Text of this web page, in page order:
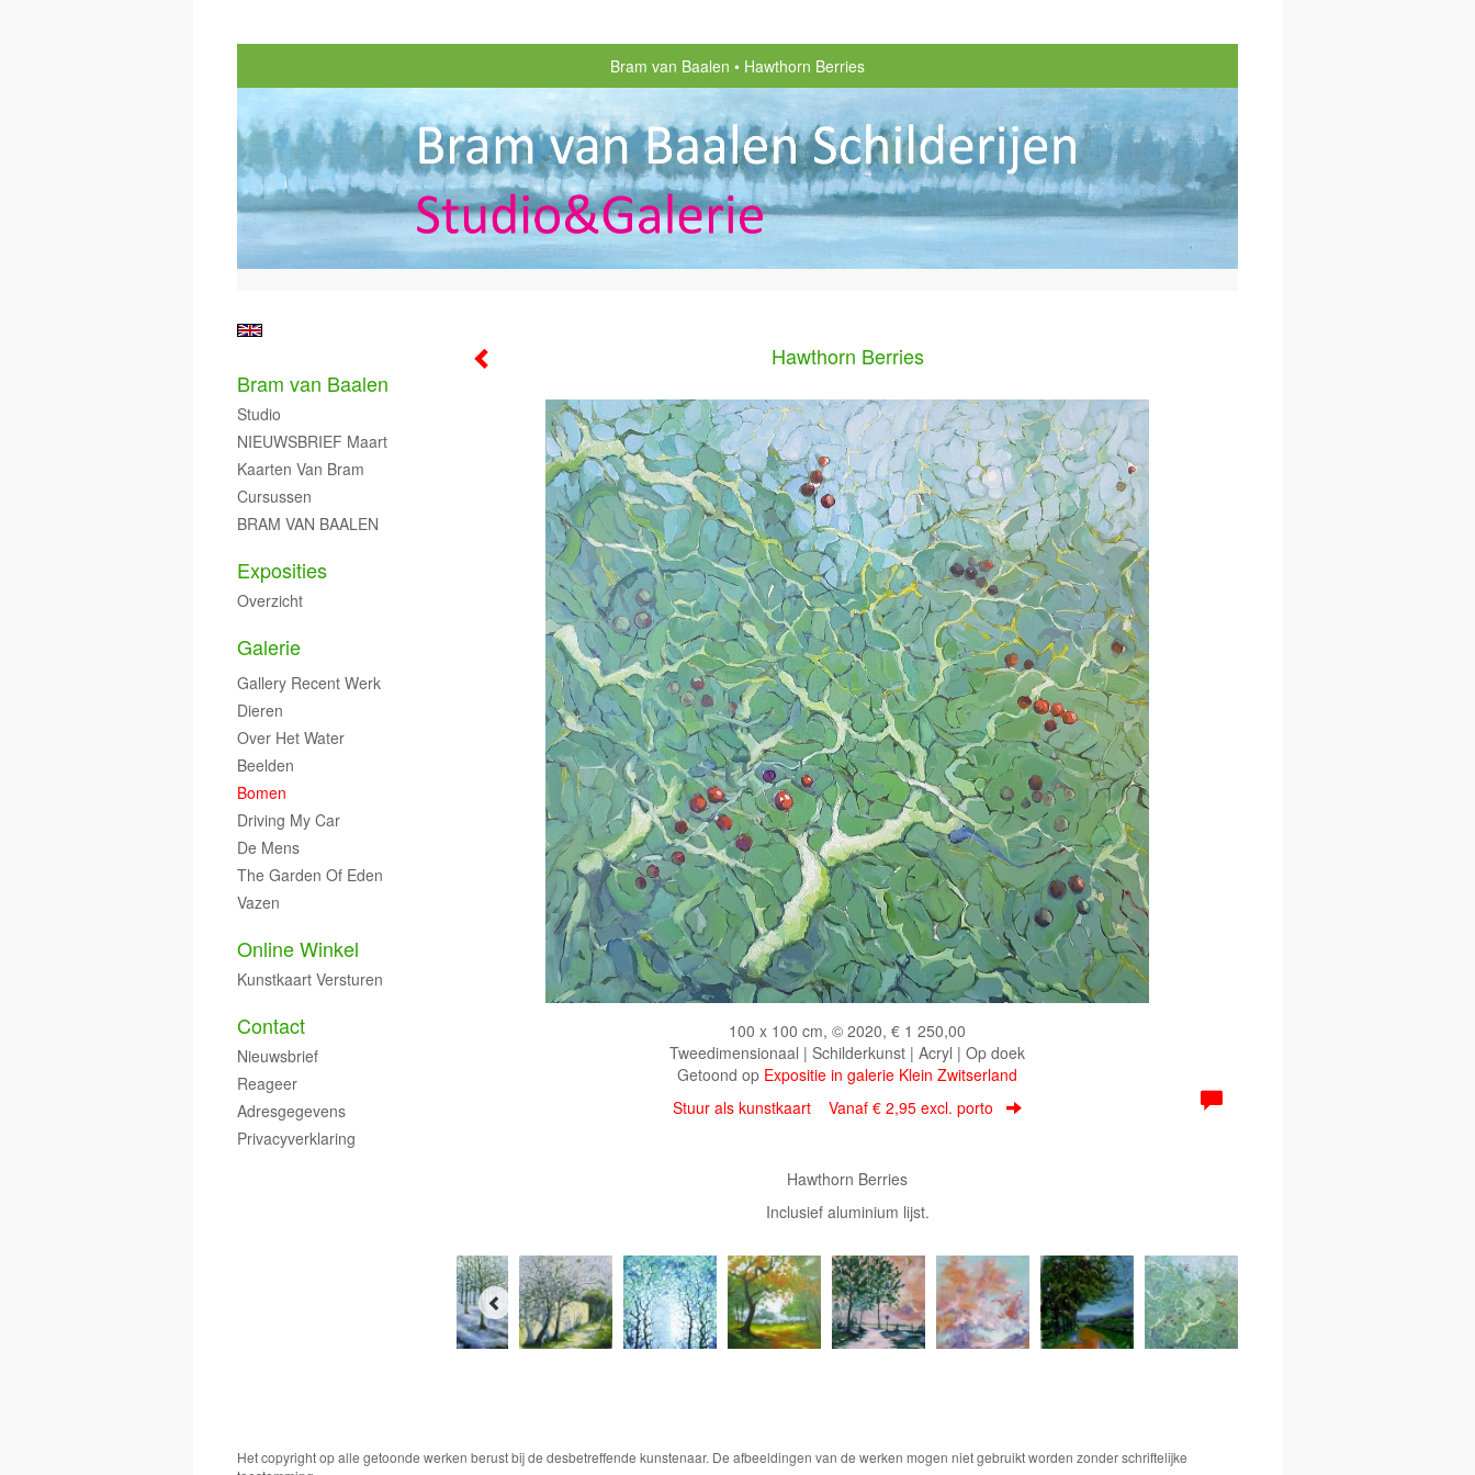
Bram van Baalen Hawthorn Berries
Hawthorn Berries
100 x 100 cm, © 2020, € 1 250,00
Tweedimensionaal | Schilderkunst | Acryl | Op doek
Getoond op Expositie in galerie Klein Zwitserland
Stuur als kunstkaart Vanaf € 2,95 excl. porto
Hawthorn Berries
Inclusief aluminium lijst.
Bram van Baalen
Studio
NIEUWSBRIEF Maart
Kaarten Van Bram
Cursussen
BRAM VAN BAALEN
Exposities
Overzicht
Galerie
Gallery Recent Werk
Dieren
Over Het Water
Beelden
Bomen
Driving My Car
De Mens
The Garden Of Eden
Vazen
Online Winkel
Kunstkaart Versturen
Contact
Nieuwsbrief
Reageer
Adresgegevens
Privacyverklaring
Het copyright op alle getoonde werken berust bij de desbetreffende kunstenaar. De afbeeldingen van de werken mogen niet gebruikt worden zonder schriftelijke